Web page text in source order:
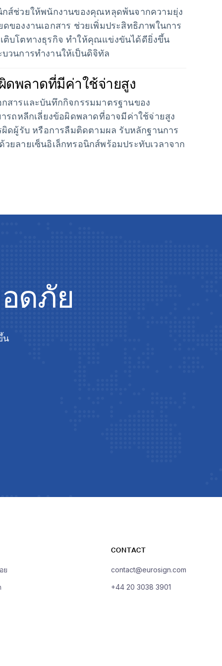
กส์ช่วยให้พนักงานของคุณหลุดพ้นจากความยุ่ง
ของงานเอกสาร ช่วยเพิ่มประสิทธิภาพในการ
เติบโตทางธุรกิจ ทำให้คุณแข่งขันได้ดียิ่งขึ้น
วนการทำงานให้เป็นดิจิทัล
ดพลาดที่มีค่าใช้จ่ายสูง
กสารและบันทึกกิจกรรมมาตรฐานของ
รถหลีกเลี่ยงข้อผิดพลาดที่อาจมีค่าใช้จ่ายสูง
ผิดผู้รับ หรือการลืมติดตามผล รับหลักฐานการ
ยลายเซ็นอิเล็กทรอนิกส์พร้อมประทับเวลาจาก
ดภัย
น
ย
CONTACT
contact@eurosign.com
+44 20 3038 3901